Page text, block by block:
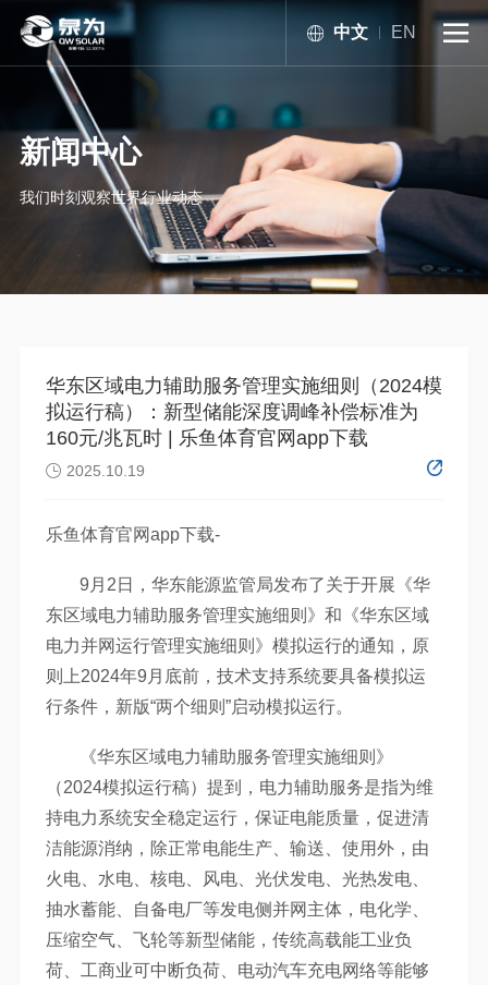
中文 EN 
新闻中心
我们时刻观察世界行业动态
华东区域电力辅助服务管理实施细则（2024模
拟运行稿）：新型储能深度调峰补偿标准为
160元/兆瓦时 | 乐鱼体育官网app下载
 2025.10.19
乐鱼体育官网app下载-
9月2日，华东能源监管局发布了关于开展《华
东区域电力辅助服务管理实施细则》和《华东区域
电力并网运行管理实施细则》模拟运行的通知，原
则上2024年9月底前，技术支持系统要具备模拟运
行条件，新版“两个细则”启动模拟运行。
《华东区域电力辅助服务管理实施细则》
（2024模拟运行稿）提到，电力辅助服务是指为维
持电力系统安全稳定运行，保证电能质量，促进清
洁能源消纳，除正常电能生产、输送、使用外，由
火电、水电、核电、风电、光伏发电、光热发电、
抽水蓄能、自备电厂等发电侧并网主体，电化学、
压缩空气、飞轮等新型储能，传统高载能工业负
荷、工商业可中断负荷、电动汽车充电网络等能够